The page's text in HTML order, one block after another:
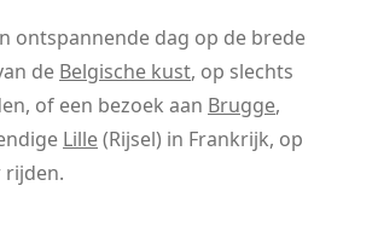
ontspannende dag op de brede
de Belgische kust, op slechts
of een bezoek aan Brugge,
Lille(Rijsel) in Frankrijk, op
rijden.